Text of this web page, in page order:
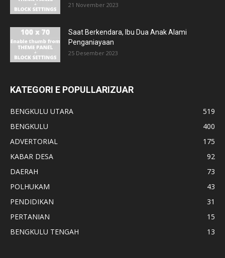
21 November 2023
Saat Berkendara, Ibu Dua Anak Alami
Penganiayaan
25 Desember 2023
KATEGORI E POPULLARIZUAR
BENGKULU UTARA
519
BENGKULU
400
ADVERTORIAL
175
KABAR DESA
92
DAERAH
73
POLHUKAM
43
PENDIDIKAN
31
PERTANIAN
15
BENGKULU TENGAH
13